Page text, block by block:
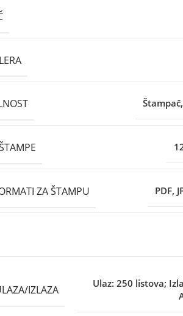
ZA ŠTAMPU PDF,
IZLAZA
Ulaz: 250 listova;